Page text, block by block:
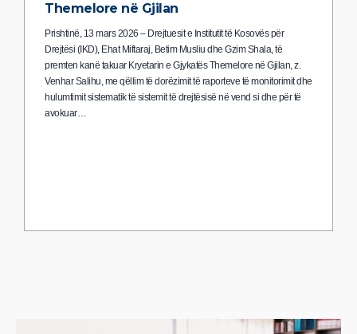
Themelore në Gjilan
Prishtinë, 13 mars 2026 – Drejtuesit e Institutit të Kosovës për
Drejtësi (IKD), Ehat Miftaraj, Betim Musliu dhe Gzim Shala, të
premten kanë takuar Kryetarin e Gjykatës Themelore në Gjilan, z.
Venhar Salihu, me qëllim të dorëzimit të raporteve të monitorimit dhe
hulumtimit sistematik të sistemit të drejtësisë në vend si dhe për të
avokuar…